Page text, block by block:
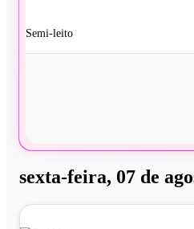
Semi-leito
sexta-feira, 07 de